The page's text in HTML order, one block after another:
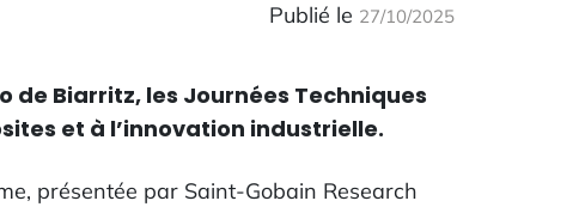
Publié le 27/10/2025
de Biarritz, les Journées Techniques
et à l’innovation industrielle.
présentée par Saint-Gobain Research